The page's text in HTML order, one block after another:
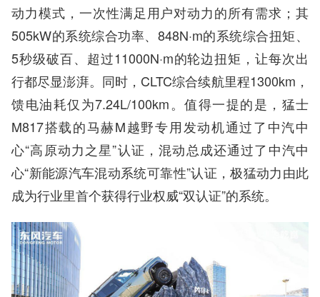
动力模式，一次性满足用户对动力的所有需求；其
505kW的系统综合功率、848N·m的系统综合扭矩、
5秒级破百、超过11000N·m的轮边扭矩，让每次出
行都尽显澎湃。同时，CLTC综合续航里程1300km，
馈电油耗仅为7.24L/100km。值得一提的是，猛士
M817搭载的马赫M越野专用发动机通过了中汽中
心“高原动力之星”认证，混动总成还通过了中汽中
心“新能源汽车混动系统可靠性”认证，极猛动力由此
成为行业里首个获得行业权威“双认证”的系统。